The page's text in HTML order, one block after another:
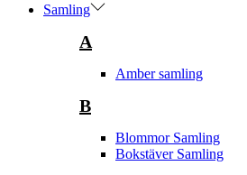
Samling
A
Amber samling
B
Blommor Samling
Bokstäver Samling